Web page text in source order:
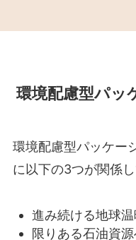
環境配慮型パッ
環境配慮型パッケー
に以下の3つが関係し
進み続ける地球
限りある石油資